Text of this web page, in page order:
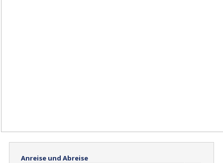
Anreise und Abreise